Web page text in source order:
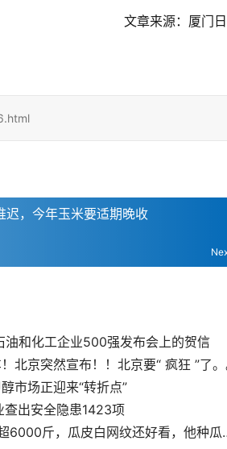
文章来源： 厦门
迟，今年玉米要适期晚收
油和化工企业500强发布会上的贺信
北京突然宣布！！北京要“ 疯狂 ”了。
市场正迎来“转折点”
查出安全隐患1423项
连续3年亩产超